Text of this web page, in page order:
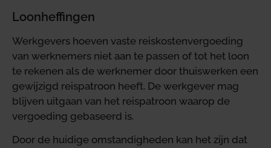
Loonheffingen
Werkgevers hoeven vaste reiskostenvergoeding
van werknemers niet aan te passen of tot het loon
te rekenen als de werknemer door thuiswerken een
gewijzigd reispatroon heeft. De werkgever mag
blijven uitgaan van het reispatroon waarop de
vergoeding gebaseerd is.
Door de huidige omstandigheden kan het zijn dat